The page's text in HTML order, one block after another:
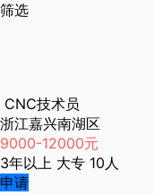
筛选
CNC技术员
浙江嘉兴南湖区
9000-12000元
3年以上 大专 10人
申请